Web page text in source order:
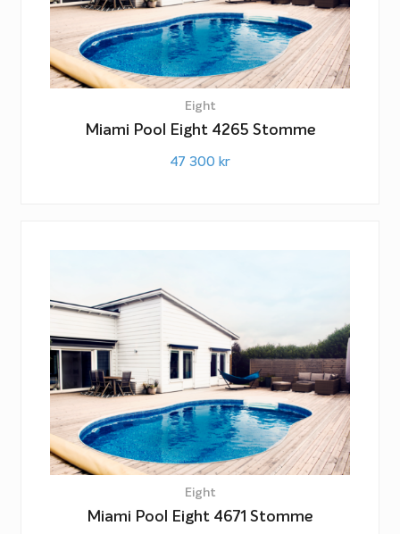
Eight
Miami Pool Eight 4265 Stomme
47 300 kr
Eight
Miami Pool Eight 4671 Stomme